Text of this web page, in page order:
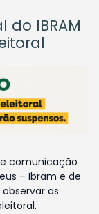
IBRAM
comunicação
– Ibram e de
as